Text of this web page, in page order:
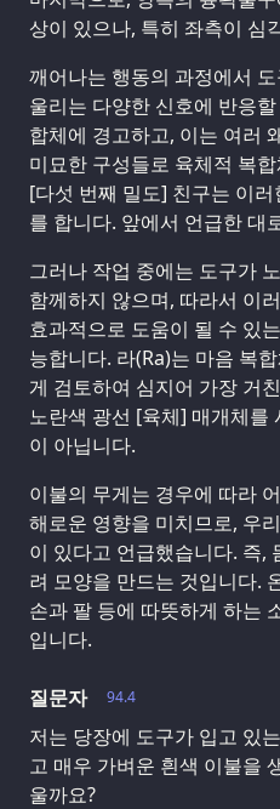
상이 있으나, 특히 좌측이 심
깨어나는 행동의 과정에서
울리는 다양한 신호에 반응
합체에 경고하고, 이는 여러
미묘한 구성들로 육체적 복
[다섯 번째 밀도] 친구는 이
를 합니다. 앞에서 언급한 대
그러나 작업 중에는 도구가
함께하지 않으며, 따라서 이
효과적으로 도움이 될 수 있
능합니다. 라(Ra)는 마음 복
게 검토하여 심지어 가장 거
노란색 광선 [육체] 매개체를
이 아닙니다.
이불의 무게는 경우에 따라
해로운 영향을 미치므로, 우
이 있다고 언급했습니다. 즉,
려 모양을 만드는 것입니다.
손과 팔 등에 따뜻하게 하는
입니다.
94.4
질문자
저는 당장에 도구가 입고 있
고 매우 가벼운 흰색 이불을
울까요?